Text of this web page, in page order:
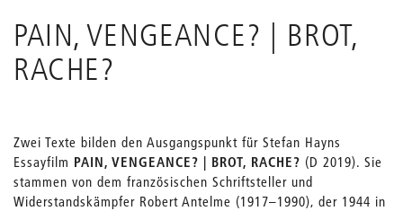
auf
der
Webseite
PAIN, VENGEANCE? | BROT,
RACHE?
Zwei Texte bilden den Ausgangspunkt für Stefan Hayns
Essayfilm PAIN, VENGEANCE? | BROT, RACHE? (D 2019). Sie
stammen von dem französischen Schriftsteller und
Widerstandskämpfer Robert Antelme (1917–1990), der 1944 in